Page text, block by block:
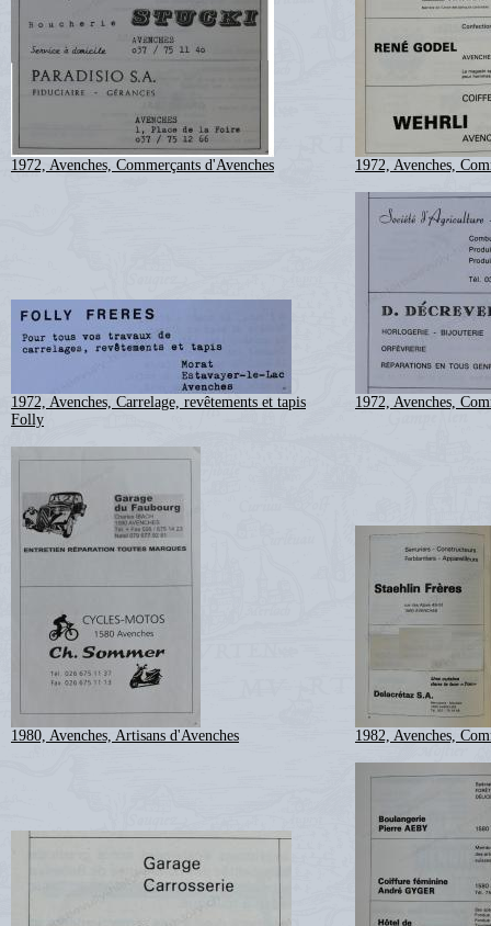
1972, Avenches, Commerçants d'Avenches 1972, Avenches,
1972, Avenches, Carrelage, revêtements et tapis
Folly
1972, Avenches,
1980, Avenches, Artisans d'Avenches 1982, Avenches,